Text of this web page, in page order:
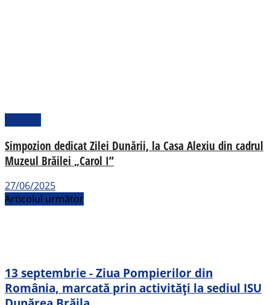
Simpozion dedicat Zilei Dunării, la Casa Alexiu din cadrul
Muzeul Brăilei „Carol I”
27/06/2025
Articolul următor
13 septembrie - Ziua Pompierilor din
România, marcată prin activități la sediul ISU